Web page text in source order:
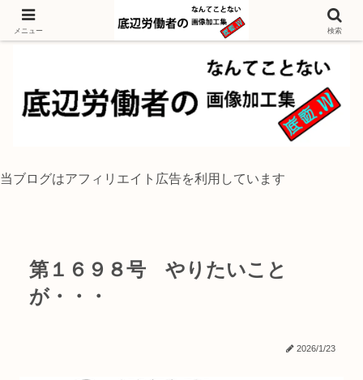
独身底辺おじさんが風景写真をイラスト風に加工するブログ
当ブログはアフィリエイト広告を利用しています
第１６９８号 やりたいこと
が・・・
2026/1/23
メニュー 検索